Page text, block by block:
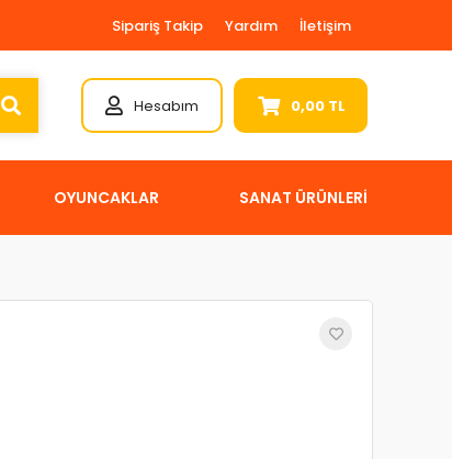
Sipariş Takip Yardım İletişim
Hesabım 0,00 TL
OYUNCAKLAR SANAT ÜRÜNLERİ